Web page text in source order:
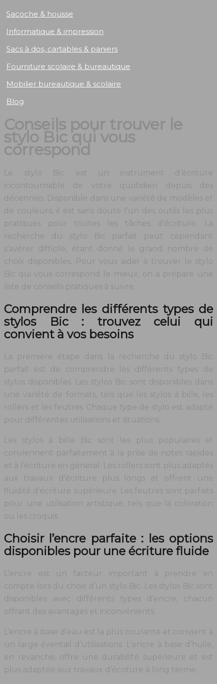
Sacoche & housse
Informatique & impression
Sacs à dos, cartables & paniers
Fourniture scolaire & bureautique
Mobilier bureautique & scolaire
Blog
Conseils pour trouver le
stylo Bic qui vous
correspond
Le stylo Bic est un instrument d’écriture
incontournable de votre quotidien depuis des
décennies. Disponible dans une variété de modèles et
de couleurs, il est sans doute l’un des outils les plus
pratiques pour toutes les tâches d’écriture. La
recherche du stylo Bic parfait peut cependant
s’avérer difficile, étant donné le grand nombre de
choix disponibles. Pour vous aider à trouver le stylo
Bic qui vous correspond le mieux, on a préparé une
liste de conseils pratiques à suivre.
Comprendre les différents types de
stylos Bic : trouvez celui qui
convient à vos besoins
La première étape dans la recherche du stylo Bic
parfait est de comprendre les différents types de
stylos disponibles. Les stylos Bic sont disponibles dans
une variété de formats, tels que les stylos à bille, les
rollers et les feutres. Chaque type de stylo est adapté
pour différentes utilisations et situations.
Les stylos à bille Bic sont les plus populaires et
conviennent parfaitement à la prise de notes rapides
et à l’écriture en général. Les rollers sont plus adaptés
aux travaux d’écriture plus longs et offrent une
fluidité d’écriture supérieure. Les feutres sont parfaits
pour une utilisation artistique, tels que la coloration
ou les croquis.
Choisir l’encre parfaite : les options
disponibles pour une écriture fluide
L’encre est un facteur important à prendre en
compte lors du choix d’un stylo Bic. Les stylos Bic sont
disponibles avec différents types d’encre, chacun
offrant des avantages et inconvénients.
L’encre à base d’eau est la plus courante et convient à
un large éventail d’utilisations. L’encre à base d’huile,
en revanche, offre une durabilité supérieure et est
plus adaptée aux travaux d’écriture à long terme.